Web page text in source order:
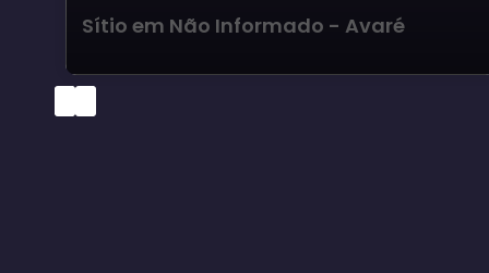
Sítio em Não Informado - Avaré